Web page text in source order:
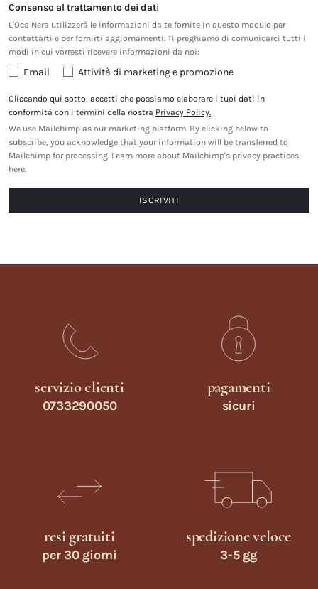
Consenso al trattamento dei dati
L'Oca Nera utilizzerà le informazioni da te fornite in questo modulo per
contattarti e per fornirti aggiornamenti. Ti preghiamo di comunicarci tutti i
modi in cui vorresti ricevere informazioni da noi:
Email Attività di marketing e promozione
Cliccando qui sotto, accetti che possiamo elaborare i tuoi dati in
conformità con i termini della nostra Privacy Policy.
We use Mailchimp as our marketing platform. By clicking below to
subscribe, you acknowledge that your information will be transferred to
Mailchimp for processing. Learn more about Mailchimp's privacy practices
here.
servizio clienti
0733290050
pagamenti
sicuri
resi gratuiti
per 30 giorni
spedizione veloce
3-5 gg